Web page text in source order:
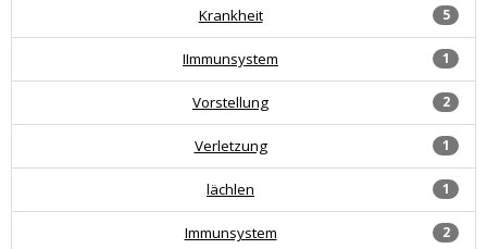
5
Krankheit
1
IImmunsystem
2
Vorstellung
1
Verletzung
1
lächlen
2
Immunsystem